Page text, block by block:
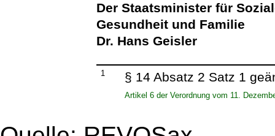
Der Staatsminister für
Gesundheit und Familie
Dr. Hans Geisler
1 § 14 Absatz 2 Satz 1
Artikel 6 der Verordnung vom 11.